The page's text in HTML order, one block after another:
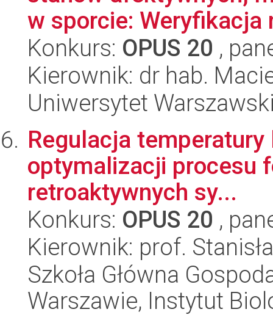
w sporcie: Weryfikacja
Konkurs: OPUS 20 ,
Kierownik: dr hab.
Uniwersytet
Regulacja
optymalizacji procesu
retroaktywnych sy...
Konkurs: OPUS 20 ,
Kierownik: prof.
Szkoła Główna
Warszawie, Instytut